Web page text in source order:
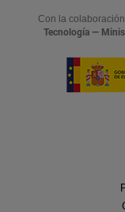
Con la
Tecnología —